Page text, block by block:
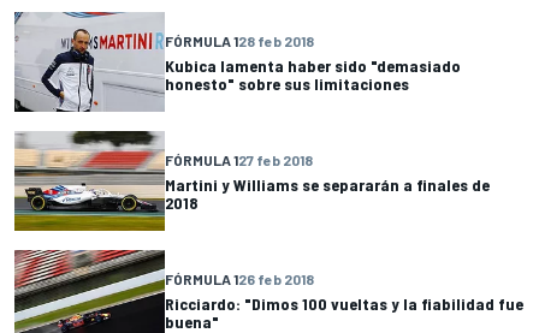
FÓRMULA 128 feb 2018
Kubica lamenta haber sido "demasiado
honesto" sobre sus limitaciones
FÓRMULA 127 feb 2018
Martini y Williams se separarán a finales de
2018
FÓRMULA 126 feb 2018
Ricciardo: "Dimos 100 vueltas y la fiabilidad fue
buena"